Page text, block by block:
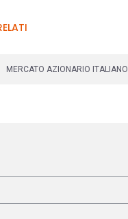
MERCATO AZIONARIO ITALIANO